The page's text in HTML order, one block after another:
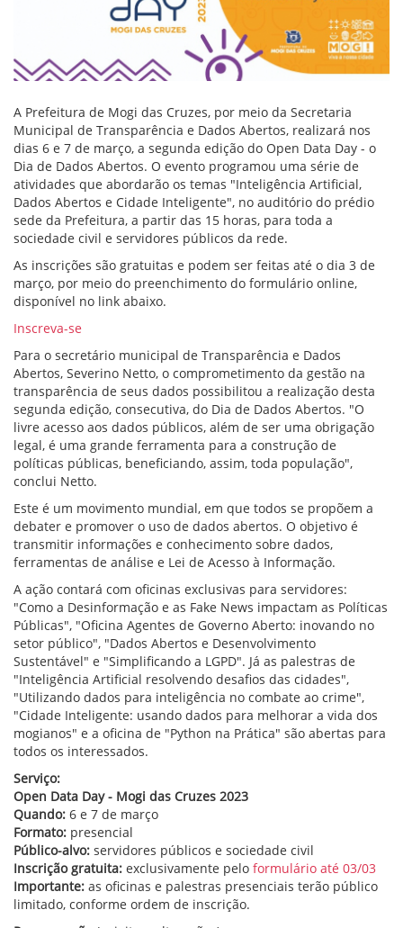
A Prefeitura de Mogi das Cruzes, por meio da Secretaria
Municipal de Transparência e Dados Abertos, realizará nos
dias 6 e 7 de março, a segunda edição do Open Data Day - o
Dia de Dados Abertos. O evento programou uma série de
atividades que abordarão os temas "Inteligência Artificial,
Dados Abertos e Cidade Inteligente", no auditório do prédio
sede da Prefeitura, a partir das 15 horas, para toda a
sociedade civil e servidores públicos da rede.
As inscrições são gratuitas e podem ser feitas até o dia 3 de
março, por meio do preenchimento do formulário online,
disponível no link abaixo.
Inscreva-se
Para o secretário municipal de Transparência e Dados
Abertos, Severino Netto, o comprometimento da gestão na
transparência de seus dados possibilitou a realização desta
segunda edição, consecutiva, do Dia de Dados Abertos. "O
livre acesso aos dados públicos, além de ser uma obrigação
legal, é uma grande ferramenta para a construção de
políticas públicas, beneficiando, assim, toda população",
conclui Netto.
Este é um movimento mundial, em que todos se propõem a
debater e promover o uso de dados abertos. O objetivo é
transmitir informações e conhecimento sobre dados,
ferramentas de análise e Lei de Acesso à Informação.
A ação contará com oficinas exclusivas para servidores:
"Como a Desinformação e as Fake News impactam as Políticas
Públicas", "Oficina Agentes de Governo Aberto: inovando no
setor público", "Dados Abertos e Desenvolvimento
Sustentável" e "Simplificando a LGPD". Já as palestras de
"Inteligência Artificial resolvendo desafios das cidades",
"Utilizando dados para inteligência no combate ao crime",
"Cidade Inteligente: usando dados para melhorar a vida dos
mogianos" e a oficina de "Python na Prática" são abertas para
todos os interessados.
Serviço:
Open Data Day - Mogi das Cruzes 2023
Quando: 6 e 7 de março
Formato: presencial
Público-alvo: servidores públicos e sociedade civil
Inscrição gratuita: exclusivamente pelo formulário até 03/03
Importante: as oficinas e palestras presenciais terão público
limitado, conforme ordem de inscrição.